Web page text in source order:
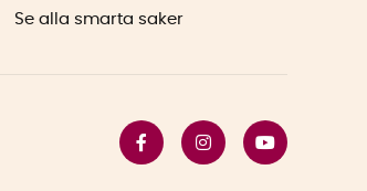
Se alla smarta saker